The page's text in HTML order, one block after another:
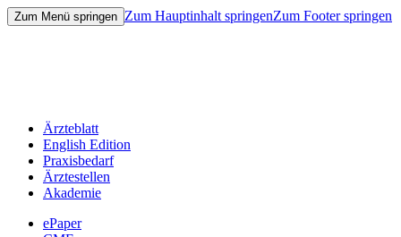
Zum Menü springen Zum Hauptinhalt springenZum Footer springen
Ärzteblatt
English Edition
Praxisbedarf
Ärztestellen
Akademie
ePaper